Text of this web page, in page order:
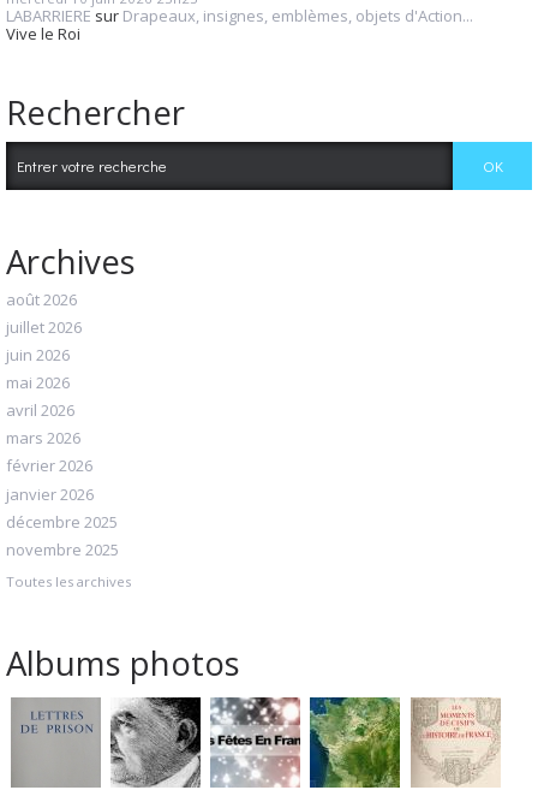
LABARRIERE sur Drapeaux, insignes, emblèmes, objets d'Action...
Vive le Roi
Rechercher
Archives
août 2026
juillet 2026
juin 2026
mai 2026
avril 2026
mars 2026
février 2026
janvier 2026
décembre 2025
novembre 2025
Toutes les archives
Albums photos